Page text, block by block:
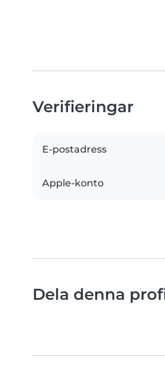
Verifieringar
E-postadress
Apple-konto
Dela denna